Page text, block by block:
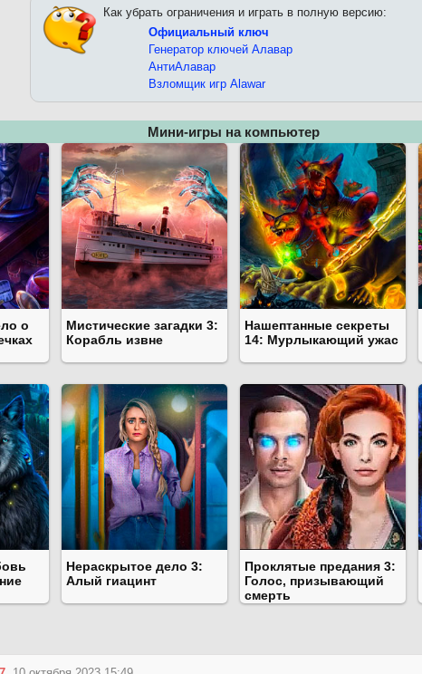
Как убрать ограничения и играть в полную версию:
Официальный ключ
Генератор ключей Алавар
АнтиАлавар
Взломщик игр Alawar
Мини-игры на компьютер
о
Мистические загадки 3:
Корабль извне
Нашептанные секреты
14: Мурлыкающий ужас
Нераскрытое дело 3:
Алый гиацинт
Проклятые предания 3:
Голос, призывающий
смерть